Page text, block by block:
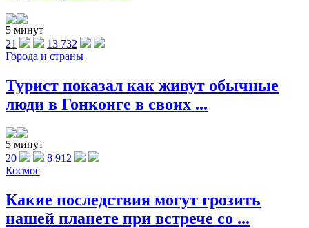
5 минут
21
13 732
Города и страны
Турист показал как живут обычные
люди в Гонконге в своих ...
5 минут
20
8 912
Космос
Какие последствия могут грозить
нашей планете при встрече со ...